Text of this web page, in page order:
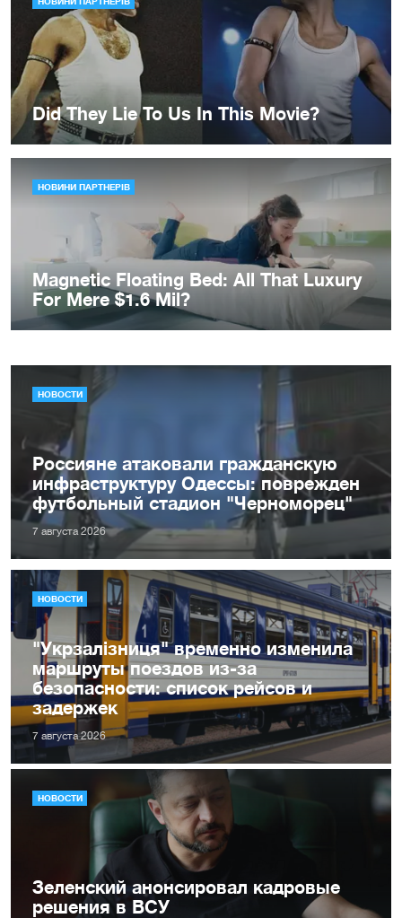
НОВОСТИ
Россияне атаковали гражданскую
инфраструктуру Одессы: поврежден
футбольный стадион "Черноморец"
7 августа 2026
НОВОСТИ
"Укрзалізниця" временно изменила
маршруты поездов из-за
безопасности: список рейсов и
задержек
7 августа 2026
НОВОСТИ
Зеленский анонсировал кадровые
решения в ВСУ